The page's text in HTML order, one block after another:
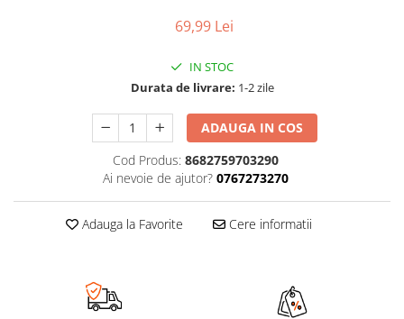
69,99 Lei
IN STOC
Durata de livrare: 1-2 zile
ADAUGA IN COS
Cod Produs: 8682759703290
Ai nevoie de ajutor? 0767273270
Adauga la Favorite Cere informatii